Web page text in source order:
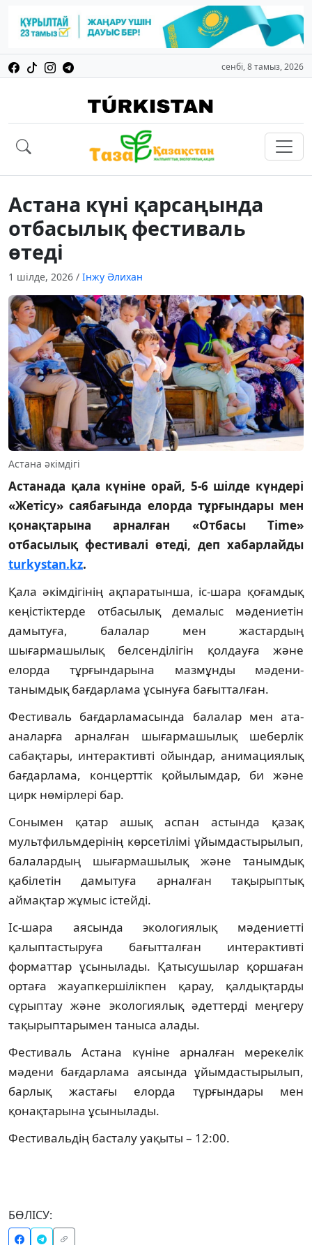
сенбі, 8 тамыз, 2026
Астана күні қарсаңында
отбасылық фестиваль
өтеді
1 шілде, 2026 / Інжу Әлихан
Астана әкімдігі
Астанада қала күніне орай, 5-6 шілде күндері
«Жетісу» саябағында елорда тұрғындары мен
қонақтарына арналған «Отбасы Time»
отбасылық фестивалі өтеді, деп хабарлайды
turkystan.kz.
Қала әкімдігінің ақпаратынша, іс-шара қоғамдық
кеңістіктерде отбасылық демалыс мәдениетін
дамытуға, балалар мен жастардың
шығармашылық белсенділігін қолдауға және
елорда тұрғындарына мазмұнды мәдени-
танымдық бағдарлама ұсынуға бағытталған.
Фестиваль бағдарламасында балалар мен ата-
аналарға арналған шығармашылық шеберлік
сабақтары, интерактивті ойындар, анимациялық
бағдарлама, концерттік қойылымдар, би және
цирк нөмірлері бар.
Сонымен қатар ашық аспан астында қазақ
мультфильмдерінің көрсетілімі ұйымдастырылып,
балалардың шығармашылық және танымдық
қабілетін дамытуға арналған тақырыптық
аймақтар жұмыс істейді.
Іс-шара аясында экологиялық мәдениетті
қалыптастыруға бағытталған интерактивті
форматтар ұсынылады. Қатысушылар қоршаған
ортаға жауапкершілікпен қарау, қалдықтарды
сұрыптау және экологиялық әдеттерді меңгеру
тақырыптарымен таныса алады.
Фестиваль Астана күніне арналған мерекелік
мәдени бағдарлама аясында ұйымдастырылып,
барлық жастағы елорда тұрғындары мен
қонақтарына ұсынылады.
Фестивальдің басталу уақыты – 12:00.
БӨЛІСУ: